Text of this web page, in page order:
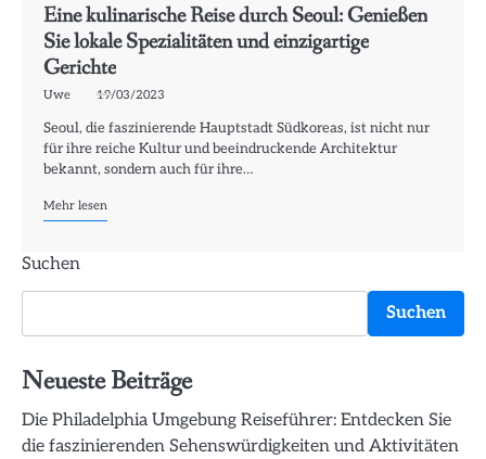
Eine kulinarische Reise durch Seoul: Genießen
Sie lokale Spezialitäten und einzigartige
Gerichte
Uwe 19/03/2023
Seoul, die faszinierende Hauptstadt Südkoreas, ist nicht nur
für ihre reiche Kultur und beeindruckende Architektur
bekannt, sondern auch für ihre…
Mehr lesen
Suchen
Suchen
Neueste Beiträge
Die Philadelphia Umgebung Reiseführer: Entdecken Sie
die faszinierenden Sehenswürdigkeiten und Aktivitäten